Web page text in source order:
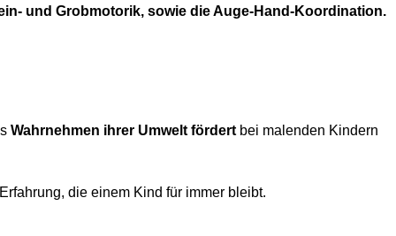
und Grobmotorik, sowie die Auge-Hand-Koordination.
Wahrnehmen ihrer Umwelt fördert bei malenden Kindern
die einem Kind für immer bleibt.